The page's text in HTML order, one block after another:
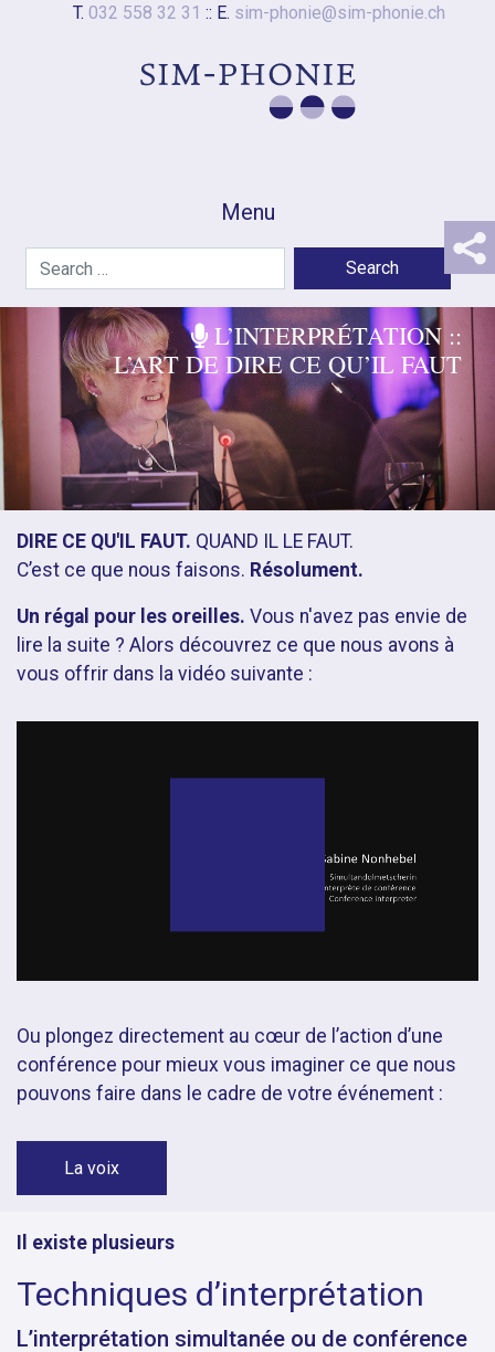
T. 032 558 32 31 :: E. sim-phonie@sim-phonie.ch
Menu
L’INTERPRÉTATION ::
L’ART DE DIRE CE QU’IL FAUT
DIRE CE QU'IL FAUT. QUAND IL LE FAUT.
C’est ce que nous faisons. Résolument.
Un régal pour les oreilles. Vous n'avez pas envie de
lire la suite ? Alors découvrez ce que nous avons à
vous offrir dans la vidéo suivante :
Ou plongez directement au cœur de l’action d’une
conférence pour mieux vous imaginer ce que nous
pouvons faire dans le cadre de votre événement :
La voix
Il existe plusieurs
Techniques d’interprétation
L’interprétation simultanée ou de conférence